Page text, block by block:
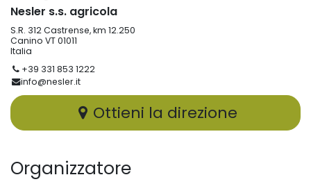
Nesler s.s. agricola
S.R. 312 Castrense, km 12.250
Canino VT 01011
Italia
+39 331 853 1222
info@nesler.it
Ottieni la direzione
Organizzatore